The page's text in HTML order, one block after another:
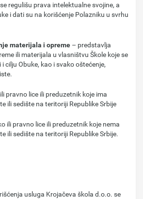
regulišu prava intelektualne svojine, a
i dati su na korišćenje Polazniku u svrhu
materijala i opreme – predstavlja
ili materijala u vlasništvu Škole koje se
cilju Obuke, kao i svako oštećenje,
pravno lice ili preduzetnik koje ima
ili sedište na teritoriji Republike Srbije
ili pravno lice ili preduzetnik koje nema
ili sedište na teritoriji Republike Srbije.
usluga Krojačeva škola d.o.o. se